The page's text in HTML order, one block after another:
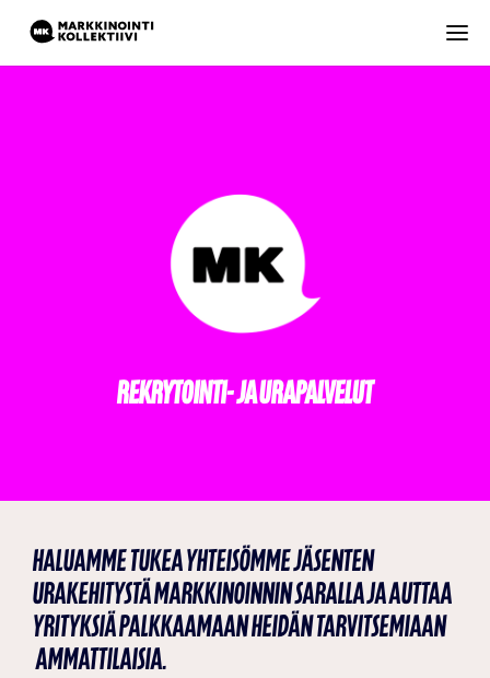
REKRYTOINTI- JA URAPALVELUT
haluamme tukea yhteisömme jäsenten
urakehitystä markkinoinnin saralla ja auttaa
yrityksiä palkkaamaan heidän tarvitsemiaan
ammattilaisia.